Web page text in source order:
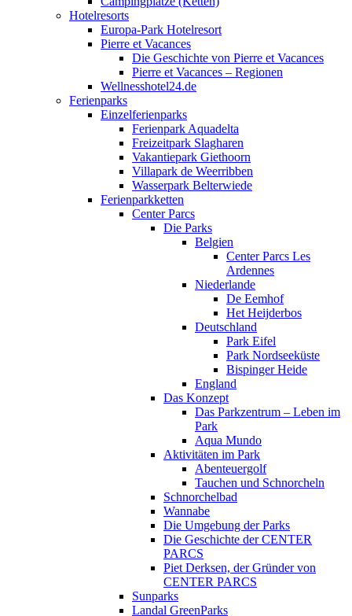
Hotelresorts
Europa-Park Hotelresort
Pierre et Vacances
Die Geschichte von Pierre et Vacances
Pierre et Vacances – Regionen
Wellnesshotel24.de
Ferienparks
Einzelferienparks
Ferienpark Aquadelta
Freizeitpark Slagharen
Vakantiepark Giethoorn
Villapark de Weerribben
Wasserpark Belterwiede
Ferienparkketten
Center Parcs
Die Parks
Belgien
Center Parcs Les
Ardennes
Niederlande
De Eemhof
Het Heijderbos
Deutschland
Park Eifel
Park Nordseeküste
Bispinger Heide
England
Das Konzept
Das Parkzentrum – Leben im
Park
Aqua Mundo
Aktivitäten im Park
Abenteuergolf
Tauchen und Schnorcheln
Schnorchelbad
Wannabe
Die Umgebung der Parks
Die Geschichte der CENTER
PARCS
Piet Derksen, der Gründer von
CENTER PARCS
Sunparks
Landal GreenParks